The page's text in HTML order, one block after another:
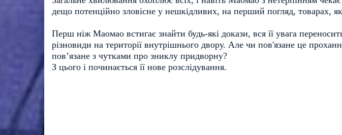
дещо потенційно зловісне у нешкідливих, на перший погляд, товарах,
Перш ніж Маомао встигає знайти будь-які докази, вся її увага
різновиди на території внутрішнього двору. Але чи пов'язане це
пов’язане з чутками про зниклу придворну?
З цього і починається її нове розслідування.